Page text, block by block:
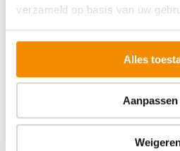
verzameld op basis van uw
Alles
Aanpassen